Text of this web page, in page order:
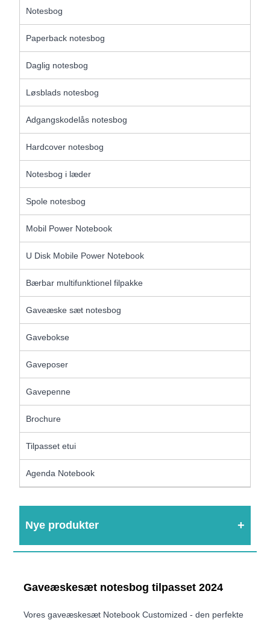
Notesbog
Paperback notesbog
Daglig notesbog
Løsblads notesbog
Adgangskodelås notesbog
Hardcover notesbog
Notesbog i læder
Spole notesbog
Mobil Power Notebook
U Disk Mobile Power Notebook
Bærbar multifunktionel filpakke
Gaveæske sæt notesbog
Gavebokse
Gaveposer
Gavepenne
Brochure
Tilpasset etui
Agenda Notebook
Nye produkter
Gaveæskesæt notesbog tilpasset 2024
Vores gaveæskesæt Notebook Customized - den perfekte